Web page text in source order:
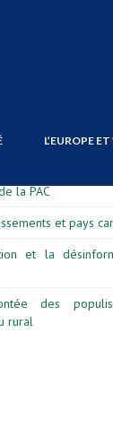
L’EUROPE
la PAC
et pays
et la
des
rural